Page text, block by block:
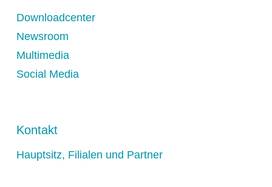
Downloadcenter
Newsroom
Multimedia
Social Media
Kontakt
Hauptsitz, Filialen und Partner